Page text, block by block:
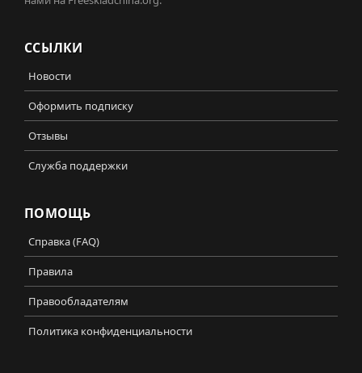
ССЫЛКИ
Новости
Оформить подписку
Отзывы
Служба поддержки
ПОМОЩЬ
Справка (FAQ)
Правила
Правообладателям
Политика конфиденциальности